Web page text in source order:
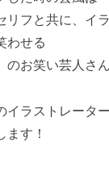
リフと共に、イ
わせる
のお笑い芸人さ
イラストレータ
ます！